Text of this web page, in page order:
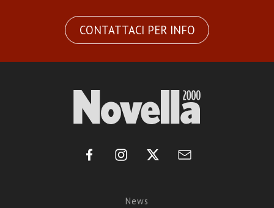
CONTATTACI PER INFO
News